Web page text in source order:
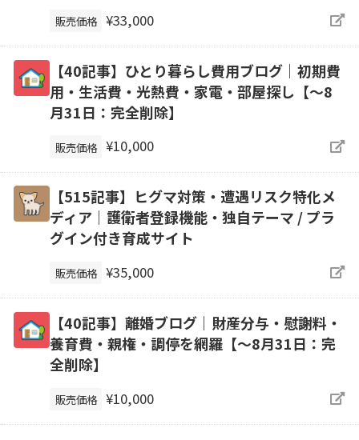
販売価格 ¥33,000
【40記事】ひとり暮らし費用ブログ｜初期費
用・生活費・光熱費・家電・部屋探し【～8
月31日：完全削除】
販売価格 ¥10,000
【515記事】ヒグマ対策・遭遇リスク特化メ
ディア｜護衛者登録機能・独自テーマ / プラ
グイン付き育成サイト
販売価格 ¥35,000
【40記事】離婚ブログ｜財産分与・慰謝料・
養育費・親権・調停を網羅【～8月31日：完
全削除】
販売価格 ¥10,000